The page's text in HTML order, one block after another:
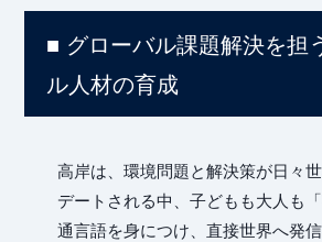
■ グローバル課題解決を担
ル人材の育成
高岸は、環境問題と解決策が日々
デートされる中、子どもも大人も
通言語を身につけ、直接世界へ発